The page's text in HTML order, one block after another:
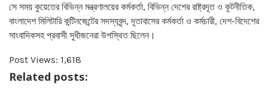
সে সময় কুয়েতের বিভিন্ন মন্ত্রণালয়ের কর্মকর্তা, বিভিন্ন দেশের রাষ্ট্রদূত ও কূটনীতিক,
বাংলাদেশ মিলিটারি কন্টিনজেন্টের সদস্যবৃন্দ, দূতাবাসের কর্মকর্তা ও কর্মচারী, দেশ-বিদেশের
সাংবাদিকসহ প্রবাসী সুধীজনেরা উপস্থিত ছিলেন।
Post Views: 1,618
Related posts: